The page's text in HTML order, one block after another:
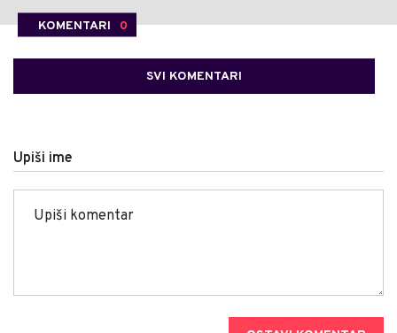
KOMENTARI 0
SVI KOMENTARI
Upiši ime